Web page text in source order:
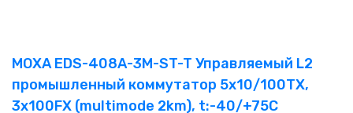
MOXA EDS-408A-3M-ST-T Управляемый L2
промышленный коммутатор 5x10/100TX,
3x100FX (multimode 2km), t:-40/+75C